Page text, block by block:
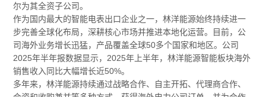
尔为其全资子公司。
作为国内最大的智能电表出口企业之一，林洋能源始终持续进一
步完善全球化布局，深耕核心市场并推进本地化运营。目前，公
司海外业务增长迅猛，产品覆盖全球50多个国家和地区。公司
2025年半年报数据显示，2025年上半年，林洋能源智能板块海外
销售收入同比大幅增长近50%。
多年来，林洋能源持续通过战略合作、自主开拓、代理商合作、